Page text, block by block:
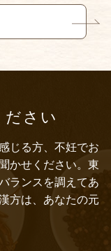
ださい
じる方、不妊でお
かせください。東
ランスを調えてあ
方は、あなたの元